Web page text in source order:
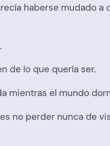
haberse mudado a
de lo que quería ser.
mientras el mundo
no perder nunca de